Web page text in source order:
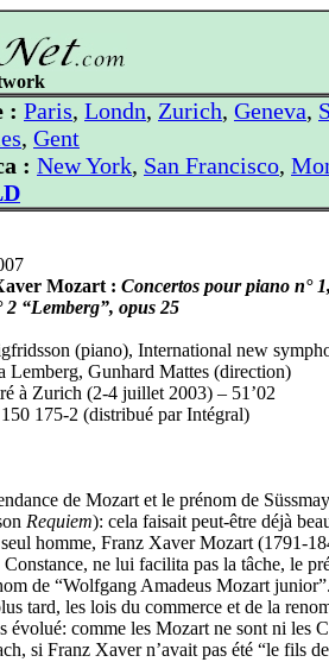
: Paris, Londn, Zurich, Geneva,
, Gent
: New York, San Francisco,
Mozart : Concertos pour piano n°
2 “Lemberg”, opus 25
(piano), International new
Lemberg, Gunhard Mattes (direction)
à Zurich (2-4 juillet 2003) – 51’02
175-2 (distribué par Intégral)
de Mozart et le prénom de
Requiem): cela faisait peut-être déjà
homme, Franz Xaver Mozart (1791-
Constance, ne lui facilita pas la tâche, le
de “Wolfgang Amadeus Mozart
tard, les lois du commerce et de la
évolué: comme les Mozart ne sont ni les
si Franz Xaver n’avait pas été “le fils